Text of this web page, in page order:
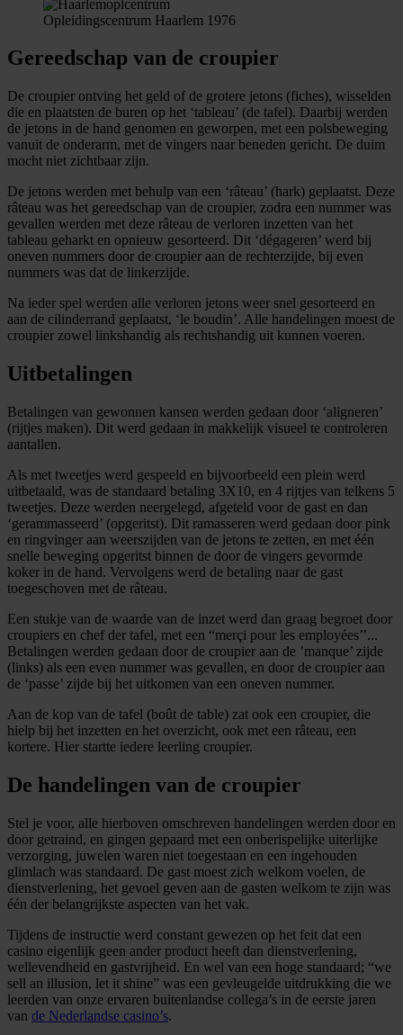
Opleidingscentrum Haarlem 1976
Gereedschap van de croupier
De croupier ontving het geld of de grotere jetons (fiches), wisselden
die en plaatsten de buren op het ‘tableau’ (de tafel). Daarbij werden
de jetons in de hand genomen en geworpen, met een polsbeweging
vanuit de onderarm, met de vingers naar beneden gericht. De duim
mocht niet zichtbaar zijn.
De jetons werden met behulp van een ‘râteau’ (hark) geplaatst. Deze
râteau was het gereedschap van de croupier, zodra een nummer was
gevallen werden met deze râteau de verloren inzetten van het
tableau geharkt en opnieuw gesorteerd. Dit ‘dégageren’ werd bij
oneven nummers door de croupier aan de rechterzijde, bij even
nummers was dat de linkerzijde.
Na ieder spel werden alle verloren jetons weer snel gesorteerd en
aan de cilinderrand geplaatst, ‘le boudin’. Alle handelingen moest de
croupier zowel linkshandig als rechtshandig uit kunnen voeren.
Uitbetalingen
Betalingen van gewonnen kansen werden gedaan door ‘aligneren’
(rijtjes maken). Dit werd gedaan in makkelijk visueel te controleren
aantallen.
Als met tweetjes werd gespeeld en bijvoorbeeld een plein werd
uitbetaald, was de standaard betaling 3X10, en 4 rijtjes van telkens 5
tweetjes. Deze werden neergelegd, afgeteld voor de gast en dan
‘gerammasseerd’ (opgeritst). Dit ramasseren werd gedaan door pink
en ringvinger aan weerszijden van de jetons te zetten, en met één
snelle beweging opgeritst binnen de door de vingers gevormde
koker in de hand. Vervolgens werd de betaling naar de gast
toegeschoven met de râteau.
Een stukje van de waarde van de inzet werd dan graag begroet door
croupiers en chef der tafel, met een “merçi pour les employées’’...
Betalingen werden gedaan door de croupier aan de ’manque’ zijde
(links) als een even nummer was gevallen, en door de croupier aan
de ‘passe’ zijde bij het uitkomen van een oneven nummer.
Aan de kop van de tafel (boût de table) zat ook een croupier, die
hielp bij het inzetten en het overzicht, ook met een râteau, een
kortere. Hier startte iedere leerling croupier.
De handelingen van de croupier
Stel je voor, alle hierboven omschreven handelingen werden door en
door getraind, en gingen gepaard met een onberispelijke uiterlijke
verzorging, juwelen waren niet toegestaan en een ingehouden
glimlach was standaard. De gast moest zich welkom voelen, de
dienstverlening, het gevoel geven aan de gasten welkom te zijn was
één der belangrijkste aspecten van het vak.
Tijdens de instructie werd constant gewezen op het feit dat een
casino eigenlijk geen ander product heeft dan dienstverlening,
wellevendheid en gastvrijheid. En wel van een hoge standaard; “we
sell an illusion, let it shine” was een gevleugelde uitdrukking die we
leerden van onze ervaren buitenlandse collega’s in de eerste jaren
van de Nederlandse casino’s.